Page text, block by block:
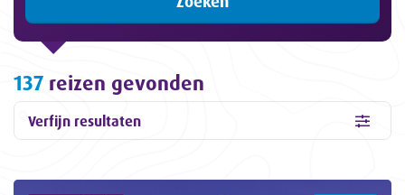
137 reizen gevonden
Verfijn resultaten